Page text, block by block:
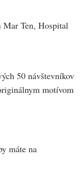
Ten, Hospital
50 návštevníkov
motívom
máte na